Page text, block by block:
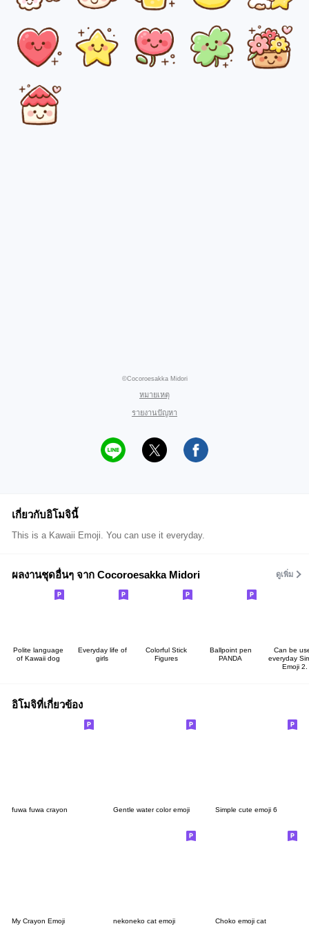
©Cocoroesakka Midori
หมายเหตุ
รายงานปัญหา
เกี่ยวกับอิโมจินี้
This is a Kawaii Emoji. You can use it everyday.
ผลงานชุดอื่นๆ จาก Cocoroesakka Midori ดูเพิ่ม
Polite language
of Kawaii dog
Everyday life of
girls
Colorful Stick
Figures
Ballpoint pen
PANDA
Can be
everyday
Emoji 2.
อิโมจิที่เกี่ยวข้อง
fuwa fuwa crayon Gentle water color emoji Simple cute emoji 6
My Crayon Emoji nekoneko cat emoji Choko emoji cat